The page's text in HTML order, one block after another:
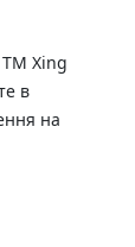
ТМ Xing
в
на